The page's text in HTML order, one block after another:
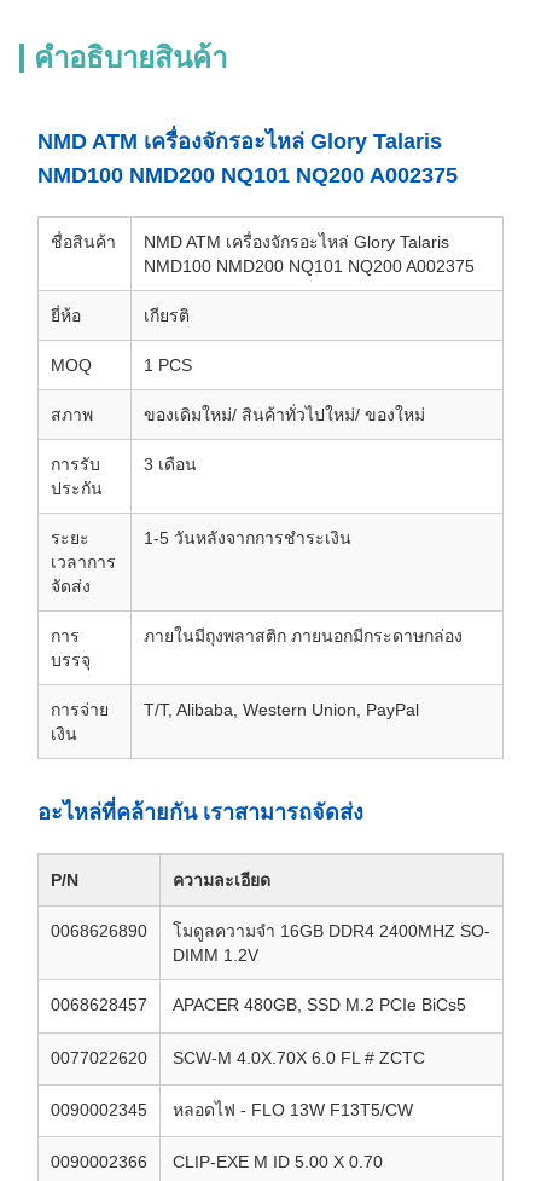
คําอธิบายสินค้า
NMD ATM เครื่องจักรอะไหล่ Glory Talaris
NMD100 NMD200 NQ101 NQ200 A002375
ชื่อสินค้า
NMD ATM เครื่องจักรอะไหล่ Glory Talaris
NMD100 NMD200 NQ101 NQ200 A002375
ยี่ห้อ เกียรติ
MOQ 1 PCS
สภาพ ของเดิมใหม่/ สินค้าทั่วไปใหม่/ ของใหม่
การรับ
ประกัน
3 เดือน
ระยะ
เวลาการ
จัดส่ง
1-5 วันหลังจากการชําระเงิน
การ
บรรจุ
ภายในมีถุงพลาสติก ภายนอกมีกระดาษกล่อง
การจ่าย
เงิน
T/T, Alibaba, Western Union, PayPal
อะไหล่ที่คล้ายกัน เราสามารถจัดส่ง
P/N ความละเอียด
0068626890
โมดูลความจํา 16GB DDR4 2400MHZ SO-
DIMM 1.2V
0068628457 APACER 480GB, SSD M.2 PCIe BiCs5
0077022620 SCW-M 4.0X.70X 6.0 FL # ZCTC
0090002345 หลอดไฟ - FLO 13W F13T5/CW
0090002366 CLIP-EXE M ID 5.00 X 0.70